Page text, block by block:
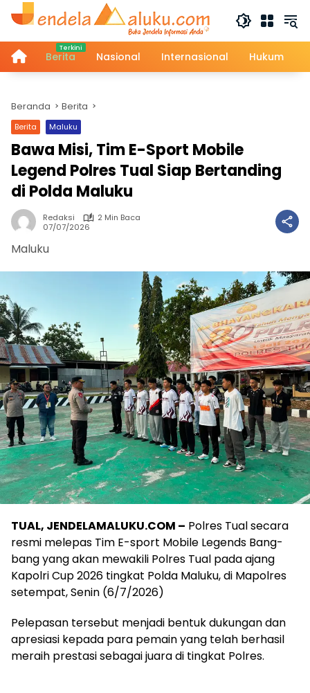
Langsung
HomeBerita Nasional Internasional Hukum
Beranda Berita
Berita Maluku
Bawa Misi, Tim E-Sport Mobile
Legend Polres Tual Siap Bertanding
di Polda Maluku
Redaksi
2 Min Baca
07/07/2026
Maluku
TUAL, JENDELAMALUKU.COM – Polres Tual secara
resmi melepas Tim E-sport Mobile Legends Bang-
bang yang akan mewakili Polres Tual pada ajang
Kapolri Cup 2026 tingkat Polda Maluku, di Mapolres
setempat, Senin (6/7/2026)
Pelepasan tersebut menjadi bentuk dukungan dan
apresiasi kepada para pemain yang telah berhasil
meraih prestasi sebagai juara di tingkat Polres.